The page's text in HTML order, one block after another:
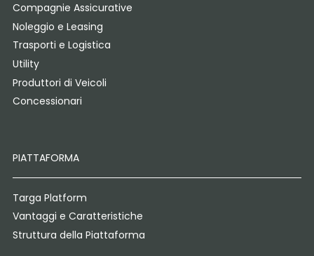
Compagnie Assicurative
Noleggio e Leasing
Trasporti e Logistica
Utility
Produttori di Veicoli
Concessionari
PIATTAFORMA
Targa Platform
Vantaggi e Caratteristiche
Struttura della Piattaforma